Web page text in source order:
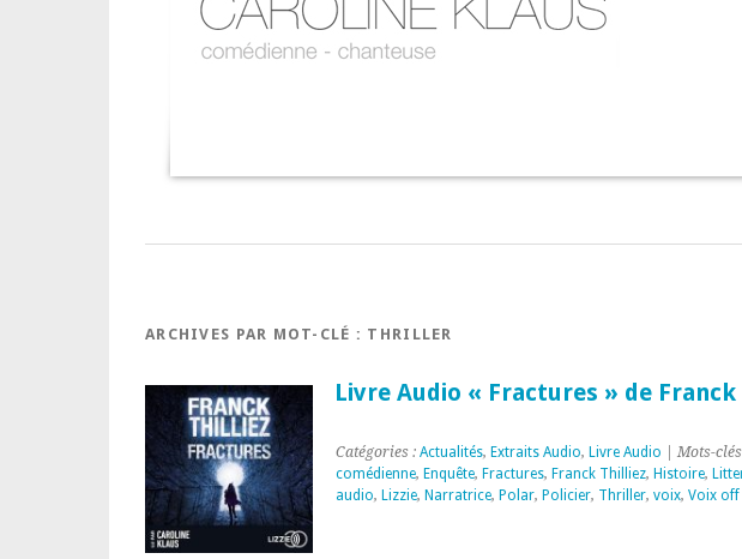
ARCHIVES PAR MOT-CLÉ : THRILLER
Livre Audio « Fractures » de
Catégories : Actualités, Extraits Audio, Livre Audio | Mots-
comédienne, Enquête, Fractures, Franck Thilliez, Histoire,
audio, Lizzie, Narratrice, Polar, Policier, Thriller, voix, Voix off